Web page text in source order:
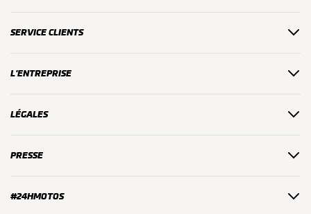
SERVICE CLIENTS
L'ENTREPRISE
LÉGALES
PRESSE
#24HMOTOS